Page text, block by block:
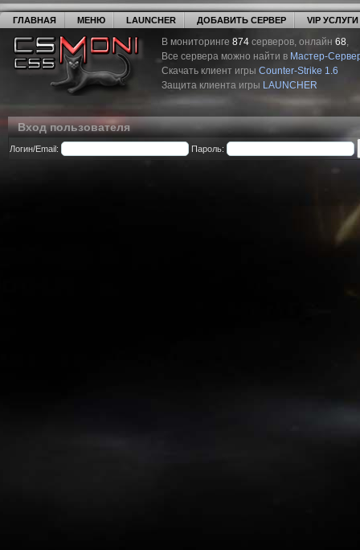
ГЛАВНАЯ МЕНЮ LAUNCHER ДОБАВИТЬ СЕРВЕР VIP УСЛУГИ
В мониторинге 874 серверов, онлайн 68,
Все сервера можно найти в Мастер-
Скачать клиент игры Counter-Strike 1.6
Защита клиента игры LAUNCHER
Вход пользователя
Логин/Email: Пароль: